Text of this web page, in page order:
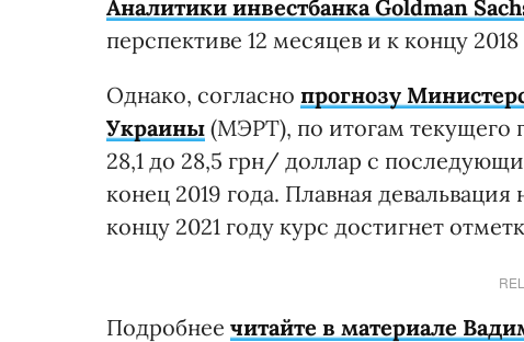
Аналитики инвестбанка Goldman
перспективе 12 месяцев и к концу
Однако, согласно прогнозу
Украины (МЭРТ), по итогам текущего
28,1 до 28,5 грн/ доллар с
конец 2019 года. Плавная
концу 2021 году курс достигнет
Подробнее читайте в материале